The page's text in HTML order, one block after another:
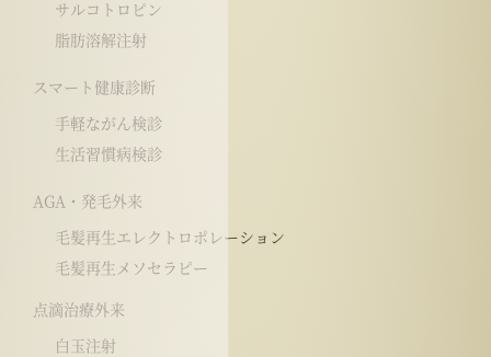
サルコトロピン
脂肪溶解注射
スマート健康診断
手軽ながん検診
生活習慣病検診
AGA・発毛外来
毛髪再生エレクトロポレーション
毛髪再生メソセラピー
点滴治療外来
白玉注射